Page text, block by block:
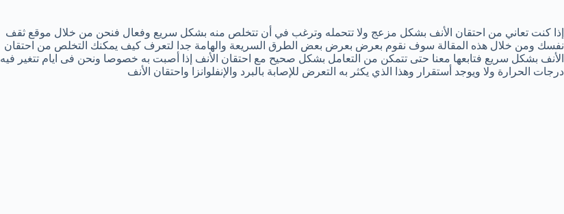
إذا كنت تعاني من احتقان الأنف بشكل مزعج ولا تتحمله وترغب في أن تتخلص منه بشكل سريع وفعال فنحن من خلال موقع ثقف
نفسك ومن خلال هذه المقالة سوف نقوم بعرض بعرض بعض الطرق السريعة والهامة جدا لتعرف كيف يمكنك التخلص من احتقان
الأنف بشكل سريع فتابعها معنا حتى تتمكن من التعامل بشكل صحيح مع احتقان الأنف إذا أصبت به خصوصا ونحن فى ايام تتغير فيه
درجات الحرارة ولا ويوجد أستقرار وهذا الذي يكثر به التعرض للإصابة بالبرد والإنفلوانزا واحتقان الأنف